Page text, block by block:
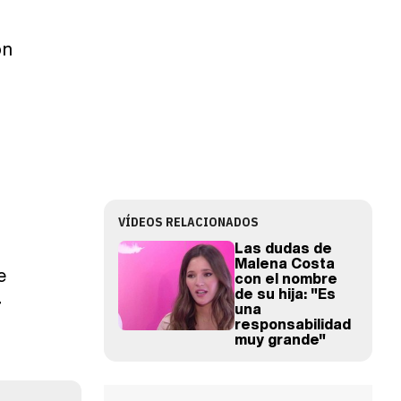
VÍDEOS RELACIONADOS
Las dudas de
Malena Costa
con el nombre
de su hija: "Es
una
responsabilidad
muy grande"